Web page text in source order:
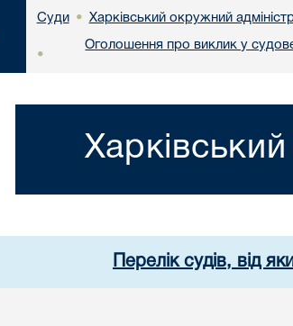
Суди • Харківський окружний
•
Оголошення про виклик у
Перелік судів, від